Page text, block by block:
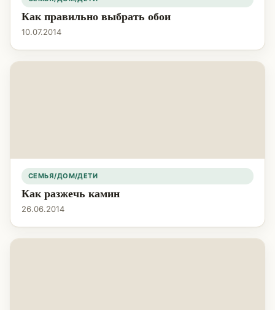
Как правильно выбрать обои
10.07.2014
СЕМЬЯ/ДОМ/ДЕТИ
Как разжечь камин
26.06.2014